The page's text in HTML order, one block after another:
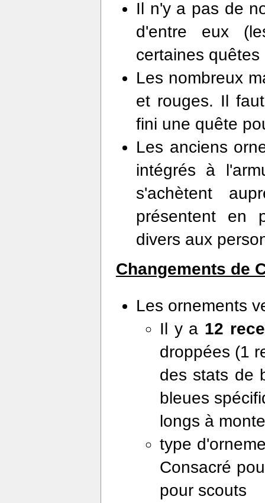
Il n'y a pas de
d'entre eux
certaines
Les nombreux
et rouges. Il
fini une quête
Les anciens
intégrés à
s'achètent
présentent en
divers aux
Changements de
Les ornements
Il y a 12
droppées (1
des stats de
bleues
longs à
type
Consacré
pour scouts